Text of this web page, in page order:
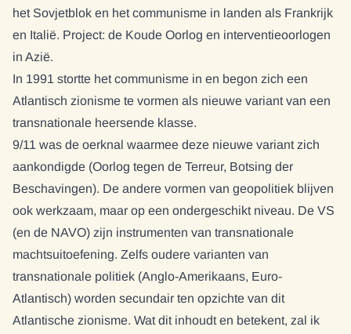
het Sovjetblok en het communisme in landen als Frankrijk
en Italië. Project: de Koude Oorlog en interventieoorlogen
in Azië.
In 1991 stortte het communisme in en begon zich een
Atlantisch zionisme te vormen als nieuwe variant van een
transnationale heersende klasse.
9/11 was de oerknal waarmee deze nieuwe variant zich
aankondigde (Oorlog tegen de Terreur, Botsing der
Beschavingen). De andere vormen van geopolitiek blijven
ook werkzaam, maar op een ondergeschikt niveau. De VS
(en de NAVO) zijn instrumenten van transnationale
machtsuitoefening. Zelfs oudere varianten van
transnationale politiek (Anglo-Amerikaans, Euro-
Atlantisch) worden secundair ten opzichte van dit
Atlantische zionisme. Wat dit inhoudt en betekent, zal ik